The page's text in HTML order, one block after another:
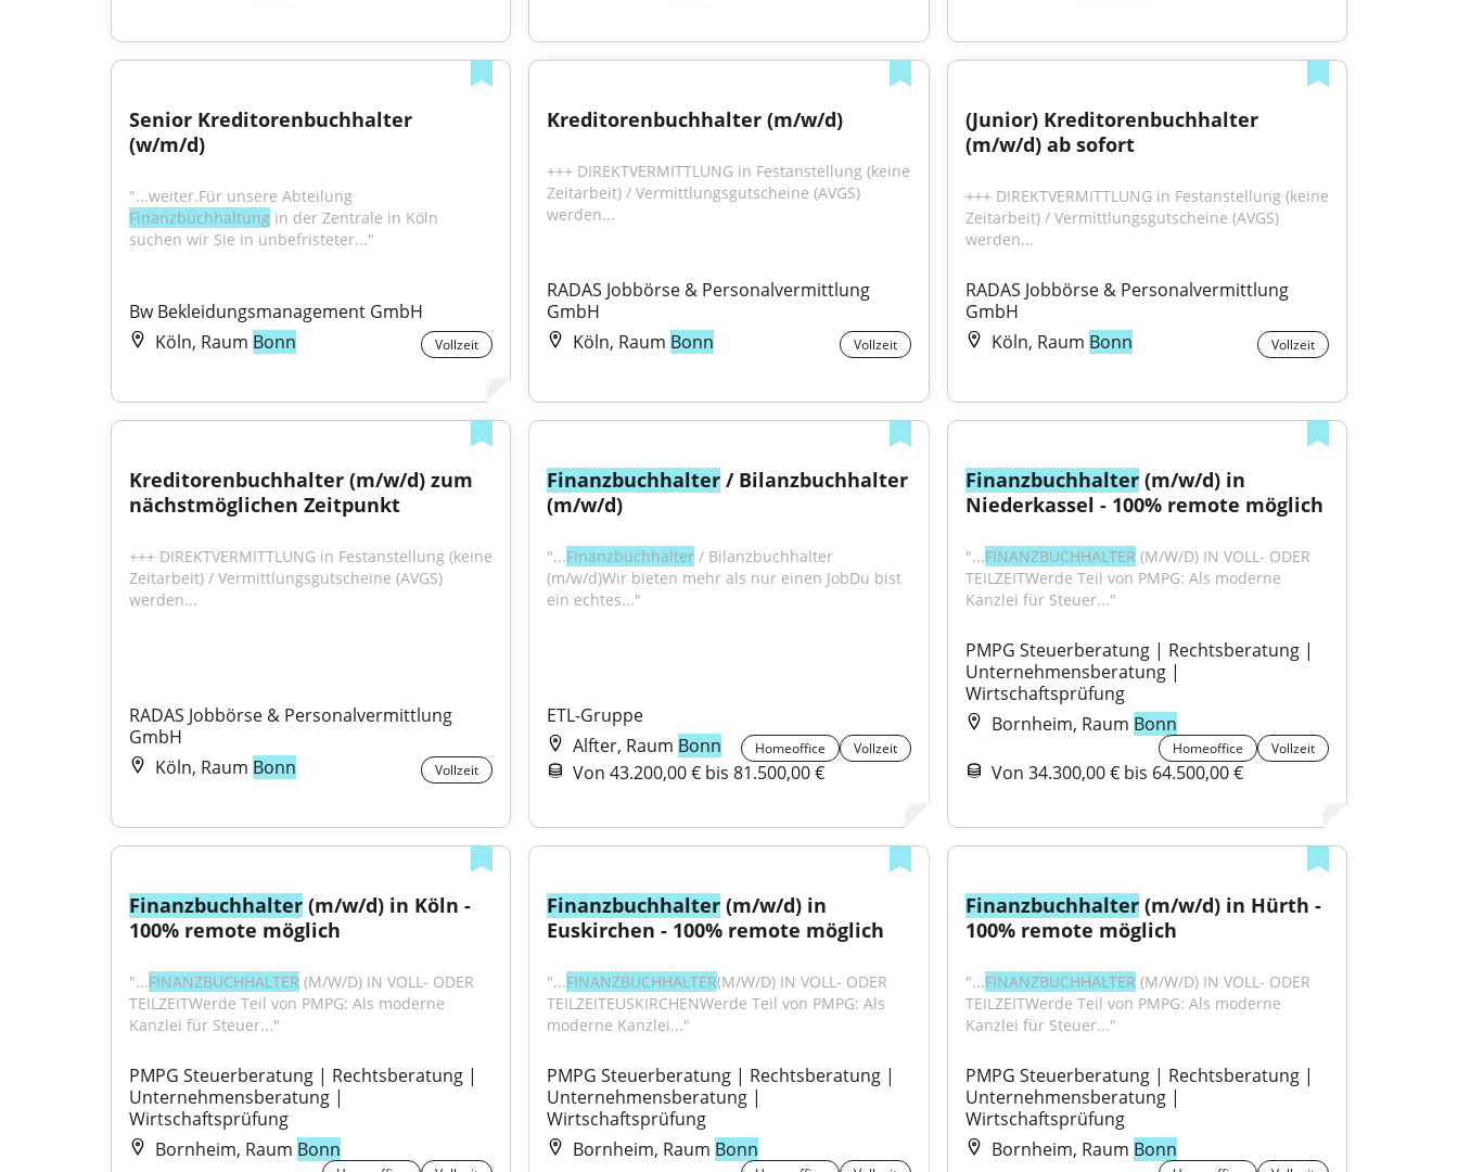
Senior Kreditorenbuchhalter
(w/m/d)
Finanzbuchhaltung in der Zentrale in Köln
suchen wir Sie in unbefristeter..."
Bw Bekleidungsmanagement GmbH
Köln, Raum Bonn Vollzeit
Kreditorenbuchhalter (m/w/d)
+++ DIREKTVERMITTLUNG in Festanstellung (keine
Zeitarbeit) / Vermittlungsgutscheine (AVGS)
werden...
RADAS Jobbörse & Personalvermittlung
GmbH
Köln, Raum Bonn Vollzeit
(Junior) Kreditorenbuchhalter
(m/w/d) ab sofort
+++ DIREKTVERMITTLUNG in Festanstellung (keine
Zeitarbeit) / Vermittlungsgutscheine (AVGS)
werden...
RADAS Jobbörse & Personalvermittlung
GmbH
Köln, Raum Bonn Vollzeit
Kreditorenbuchhalter (m/w/d) zum
nächstmöglichen Zeitpunkt
+++ DIREKTVERMITTLUNG in Festanstellung (keine
Zeitarbeit) / Vermittlungsgutscheine (AVGS)
werden...
RADAS Jobbörse & Personalvermittlung
GmbH
Köln, Raum Bonn Vollzeit
Finanzbuchhalter / Bilanzbuchhalter
(m/w/d)
"...Finanzbuchhalter / Bilanzbuchhalter
(m/w/d)Wir bieten mehr als nur einen JobDu bist
ein echtes..."
ETL-Gruppe
Alfter, Raum Bonn Homeoffice Vollzeit
Von 43.200,00 € bis 81.500,00 €
Finanzbuchhalter (m/w/d) in
Niederkassel - 100% remote möglich
"...FINANZBUCHHALTER (M/W/D) IN VOLL- ODER
TEILZEITWerde Teil von PMPG: Als moderne
Kanzlei für Steuer..."
PMPG Steuerberatung | Rechtsberatung |
Unternehmensberatung |
Wirtschaftsprüfung
Bornheim, Raum Bonn
Homeoffice Vollzeit
Von 34.300,00 € bis 64.500,00 €
Finanzbuchhalter (m/w/d) in Köln -
100% remote möglich
"...FINANZBUCHHALTER (M/W/D) IN VOLL- ODER
TEILZEITWerde Teil von PMPG: Als moderne
Kanzlei für Steuer..."
PMPG Steuerberatung | Rechtsberatung |
Unternehmensberatung |
Wirtschaftsprüfung
Bornheim, Raum Bonn
Finanzbuchhalter (m/w/d) in
Euskirchen - 100% remote möglich
"...FINANZBUCHHALTER(M/W/D) IN VOLL- ODER
TEILZEITEUSKIRCHENWerde Teil von PMPG: Als
moderne Kanzlei..."
PMPG Steuerberatung | Rechtsberatung |
Unternehmensberatung |
Wirtschaftsprüfung
Bornheim, Raum Bonn
Finanzbuchhalter (m/w/d) in Hürth -
100% remote möglich
"...FINANZBUCHHALTER (M/W/D) IN VOLL- ODER
TEILZEITWerde Teil von PMPG: Als moderne
Kanzlei für Steuer..."
PMPG Steuerberatung | Rechtsberatung |
Unternehmensberatung |
Wirtschaftsprüfung
Bornheim, Raum Bonn